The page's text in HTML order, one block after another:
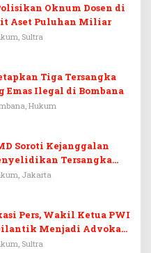
Oknum Dosen di
Aset Puluhan Miliar
Sultra
Tiga Tersangka
Emas Ilegal di Bombana
Hukum
Soroti Kejanggalan
Tersangka
Jakarta
Pers, Wakil Ketua PWI
Menjadi Advokat
Sultra